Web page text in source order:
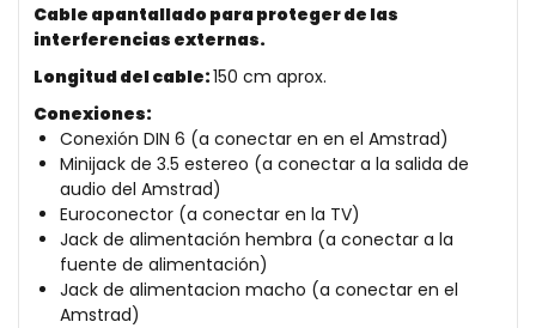
Cable apantallado para proteger de las
interferencias externas.
Longitud del cable:150 cm aprox.
Conexiones:
Conexión DIN 6 (a conectar en en el Amstrad)
Minijack de 3.5 estereo (a conectar a la salida de
audio del Amstrad)
Euroconector (a conectar en la TV)
Jack de alimentación hembra (a conectar a la
fuente de alimentación)
Jack de alimentacion macho (a conectar en el
Amstrad)